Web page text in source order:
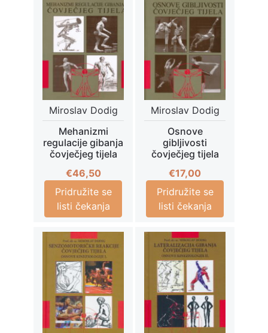
Miroslav Dodig
Mehanizmi
regulacije gibanja
čovječjeg tijela
€46,50
Pridružite se
listi čekanja
Miroslav Dodig
Osnove
gibljivosti
čovječjeg tijela
€17,00
Pridružite se
listi čekanja